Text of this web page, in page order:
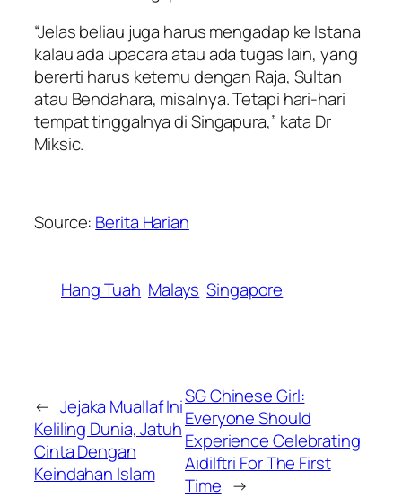
“Jelas beliau juga harus mengadap ke Istana
kalau ada upacara atau ada tugas lain, yang
bererti harus ketemu dengan Raja, Sultan
atau Bendahara, misalnya. Tetapi hari-hari
tempat tinggalnya di Singapura,” kata Dr
Miksic.
Source: Berita Harian
Hang Tuah Malays Singapore
← Jejaka Muallaf Ini
Keliling Dunia, Jatuh
Cinta Dengan
Keindahan Islam
SG Chinese Girl:
Everyone Should
Experience Celebrating
Aidilftri For The First
Time →